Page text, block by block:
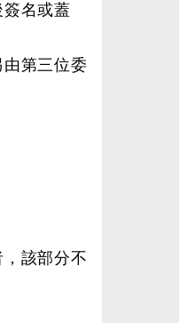
名或蓋
第三位委
該部分不